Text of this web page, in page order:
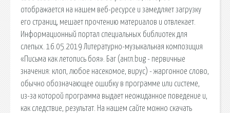
отображается на нашем веб-ресурсе и замедляет загрузку
его страниц, мешает прочтению материалов и отвлекает.
Информационный портал специальных библиотек для
слепых. 16.05.2019 Литературно-музыкальная композиция
«Письма как летопись боя». Баг (англ.bug - первичные
значения: клоп, любое насекомое, вирус) - жаргонное слово,
обычно обозначающее ошибку в программе или системе,
из-за которой программа выдает неожиданное поведение и,
как следствие, результат. На нашем сайте можно скачать